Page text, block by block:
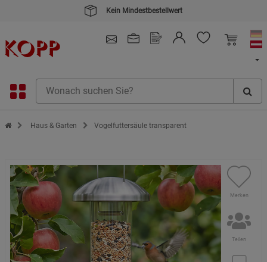
Kein Mindestbestellwert
Zur Startseite des Kopp Verlag Online-Shop
Haus & Garten Vogelfuttersäule transparent
Merken
Teilen